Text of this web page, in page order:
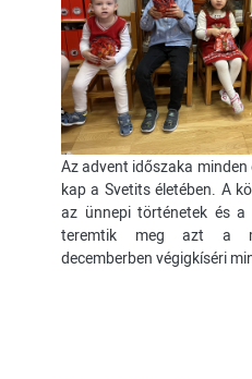
Az advent időszaka minden
kap a Svetits életében. A
az ünnepi történetek és a
teremtik meg azt a
decemberben végigkíséri